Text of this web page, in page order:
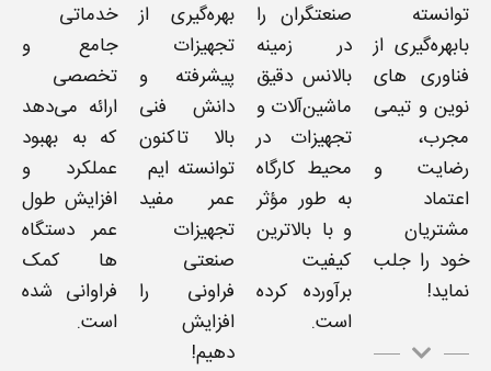
توانسته
بابهره‌گیری از
فناوری های
نوین و تیمی
مجرب،
رضایت و
اعتماد
مشتریان
خود را جلب
نماید!
صنعتگران را
در زمینه
بالانس دقیق
ماشین‌آلات و
تجهیزات در
محیط کارگاه
به طور مؤثر
و با بالاترین
کیفیت
برآورده کرده
است.
بهره‌گیری از
تجهیزات
پیشرفته و
دانش فنی
بالا تاکنون
توانسته ایم
عمر مفید
تجهیزات
صنعتی
فراونی را
افزایش
دهیم!
خدماتی
جامع و
تخصصی
ارائه می‌دهد
که به بهبود
عملکرد و
افزایش طول
عمر دستگاه
ها کمک
فراوانی شده
است.